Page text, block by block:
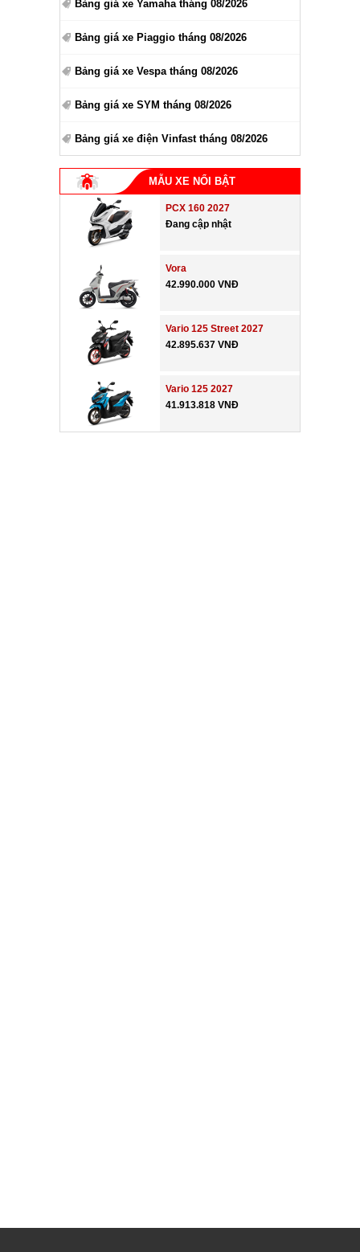
Bảng giá xe Yamaha tháng 08/2026
Bảng giá xe Piaggio tháng 08/2026
Bảng giá xe Vespa tháng 08/2026
Bảng giá xe SYM tháng 08/2026
Bảng giá xe điện Vinfast tháng 08/2026
MẪU XE NỔI BẬT
PCX 160 2027
Đang cập nhật
Vora
42.990.000 VNĐ
Vario 125 Street 2027
42.895.637 VNĐ
Vario 125 2027
41.913.818 VNĐ